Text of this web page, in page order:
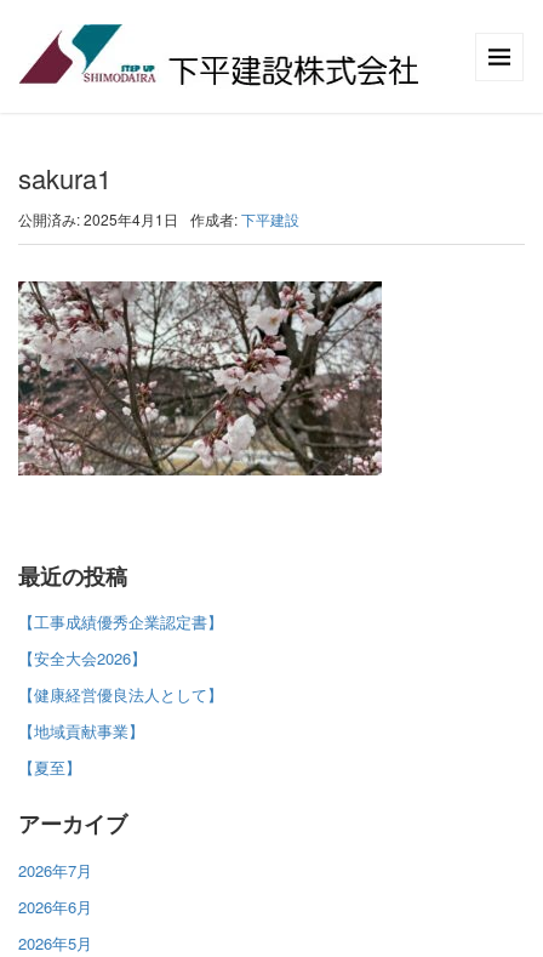
sakura1
公開済み: 2025年4月1日 作成者:下平建設
最近の投稿
【工事成績優秀企業認定書】
【安全大会2026】
【健康経営優良法人として】
【地域貢献事業】
【夏至】
アーカイブ
2026年7月
2026年6月
2026年5月